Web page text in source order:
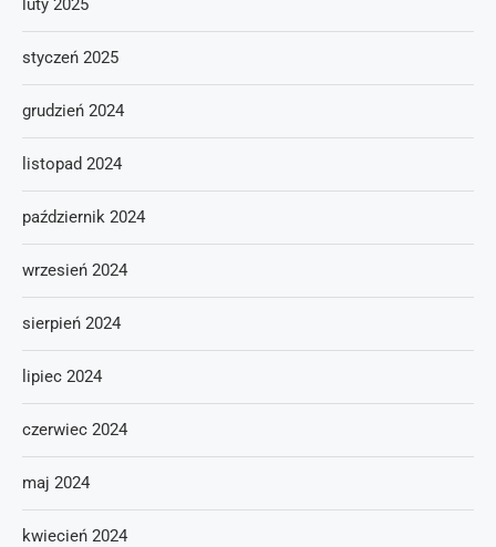
luty 2025
styczeń 2025
grudzień 2024
listopad 2024
październik 2024
wrzesień 2024
sierpień 2024
lipiec 2024
czerwiec 2024
maj 2024
kwiecień 2024